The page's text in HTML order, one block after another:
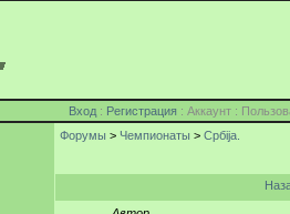
Вход : Регистрация : Аккаунт :
Форумы > Чемпионаты > Cрбija.